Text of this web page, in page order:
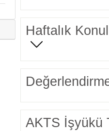
Haftalık
AKTS İşyükü